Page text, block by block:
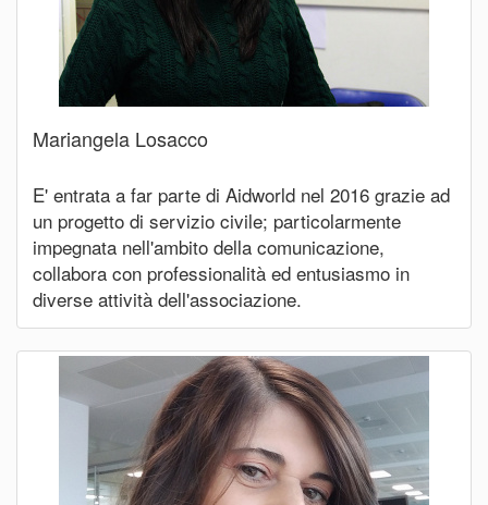
Mariangela Losacco
E' entrata a far parte di Aidworld nel 2016 grazie ad
un progetto di servizio civile; particolarmente
impegnata nell'ambito della comunicazione,
collabora con professionalità ed entusiasmo in
diverse attività dell'associazione.